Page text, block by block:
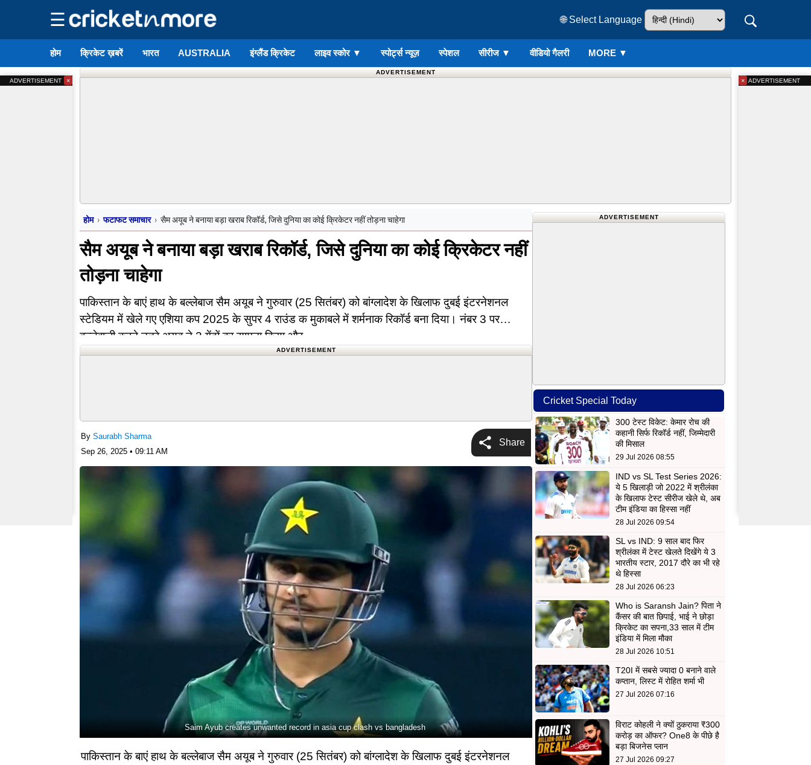
☰ 🌐 Select Language
होम क्रिकेट ख़बरें भारत AUSTRALIA इंग्लैंड क्रिकेट लाइव स्कोर ▼ स्पोर्ट्स न्यूज़ स्पेशल सीरीज ▼ वीडियो गैलरी MORE ▼
ADVERTISEMENT
होम फटाफट समाचार सैम अयूब ने बनाया बड़ा खराब रिकॉर्ड, जिसे दुनिया का कोई क्रिकेटर नहीं तोड़ना चाहेगा
सैम अयूब ने बनाया बड़ा खराब रिकॉर्ड, जिसे दुनिया का कोई क्रिकेटर नहीं
तोड़ना चाहेगा
पाकिस्तान के बाएं हाथ के बल्लेबाज सैम अयूब ने गुरुवार (25 सितंबर) को बांग्लादेश के खिलाफ दुबई इंटरनेशनल
स्टेडियम में खेले गए एशिया कप 2025 के सुपर 4 राउंड क मुकाबले में शर्मनाक रिकॉर्ड बना दिया। नंबर 3 पर
बल्लेबाजी करने उतरे अयूब ने 3 गेंदों का सामना किया औऱ…
ADVERTISEMENT
By Saurabh Sharma
Sep 26, 2025 • 09:11 AM
Share
Saim Ayub creates unwanted record in asia cup clash vs bangladesh
पाकिस्तान के बाएं हाथ के बल्लेबाज सैम अयूब ने गुरुवार (25 सितंबर) को बांग्लादेश के खिलाफ दुबई इंटरनेशनल
ADVERTISEMENT
Cricket Special Today
300 टेस्ट विकेट: केमार रोच की
कहानी सिर्फ रिकॉर्ड नहीं, जिम्मेदारी
की मिसाल
29 Jul 2026 08:55
IND vs SL Test Series 2026:
ये 5 खिलाड़ी जो 2022 में श्रीलंका
के खिलाफ टेस्ट सीरीज खेले थे, अब
टीम इंडिया का हिस्सा नहीं
28 Jul 2026 09:54
SL vs IND: 9 साल बाद फिर
श्रीलंका में टेस्ट खेलते दिखेंगे ये 3
भारतीय स्टार, 2017 दौरे का भी रहे
थे हिस्सा
28 Jul 2026 06:23
Who is Saransh Jain? पिता ने
कैंसर की बात छिपाई, भाई ने छोड़ा
क्रिकेट का सपना,33 साल में टीम
इंडिया में मिला मौका
28 Jul 2026 10:51
T20I में सबसे ज्यादा 0 बनाने वाले
कप्तान, लिस्ट में रोहित शर्मा भी
27 Jul 2026 07:16
विराट कोहली ने क्यों ठुकराया ₹300
करोड़ का ऑफर? One8 के पीछे है
बड़ा बिजनेस प्लान
27 Jul 2026 09:27
ADVERTISEMENT × ADVERTISEMENT
×